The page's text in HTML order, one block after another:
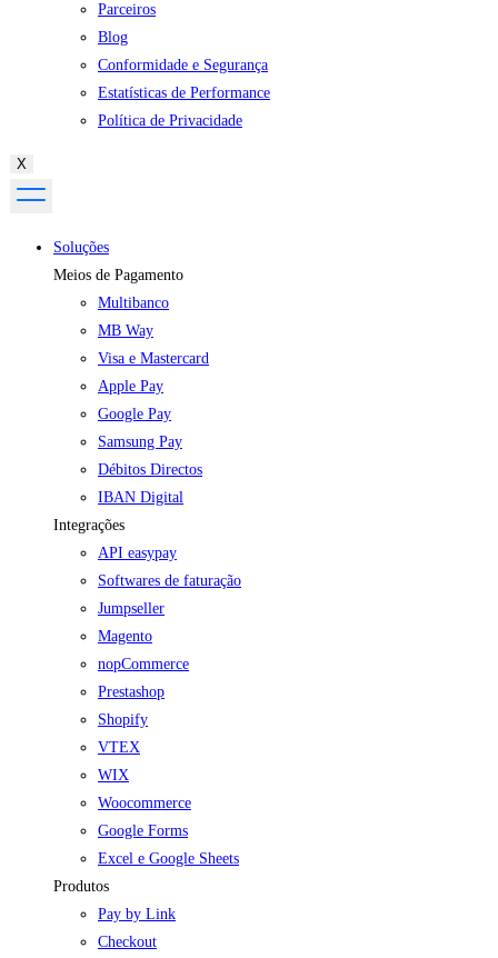
Parceiros
Blog
Conformidade e Segurança
Estatísticas de Performance
Política de Privacidade
X
Soluções
Meios de Pagamento
Multibanco
MB Way
Visa e Mastercard
Apple Pay
Google Pay
Samsung Pay
Débitos Directos
IBAN Digital
Integrações
API easypay
Softwares de faturação
Jumpseller
Magento
nopCommerce
Prestashop
Shopify
VTEX
WIX
Woocommerce
Google Forms
Excel e Google Sheets
Produtos
Pay by Link
Checkout